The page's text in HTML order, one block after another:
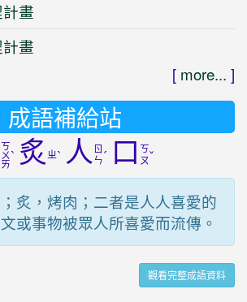
畫
畫
[ more... ]
成語補給站
ㄎ
ㄨ
ㄞ
ˋ 炙 ㄓˋ 人ㄖ
ㄣˊ 口
ㄎ
ㄡˇ
炙，烤肉；二者是人人喜愛的
或事物被眾人所喜愛而流傳。
觀看完整成語資料